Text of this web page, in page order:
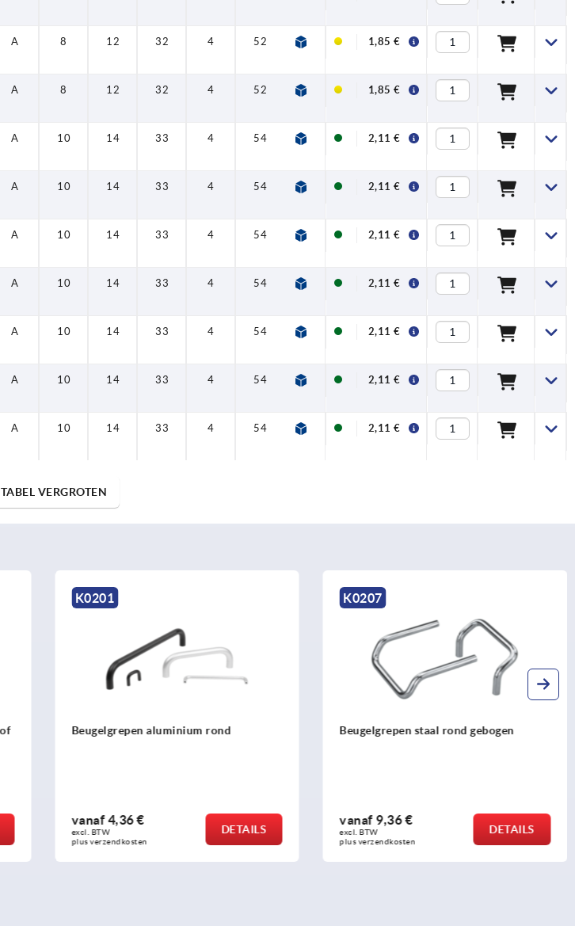
A 8 12 32 4 52 4,5 1,85 €
A 8 12 32 4 52 4,5 1,85 €
A 10 14 33 4 54 4,5 2,11 €
A 10 14 33 4 54 4,5 2,11 €
A 10 14 33 4 54 4,5 2,11 €
A 10 14 33 4 54 4,5 2,11 €
A 10 14 33 4 54 4,5 2,11 €
A 10 14 33 4 54 4,5 2,11 €
A 10 14 33 4 54 4,5 2,11 €
TABEL VERGROTEN
K0207
Beugelgrepen staal rond gebogen
vanaf9,36 €
excl. BTW
plus verzendkosten
DETAILS
K1217
Booggrepen kunststof, U-profiel met
vanaf 2,01 €
excl. BTW
plus verzendkosten
DETAILS